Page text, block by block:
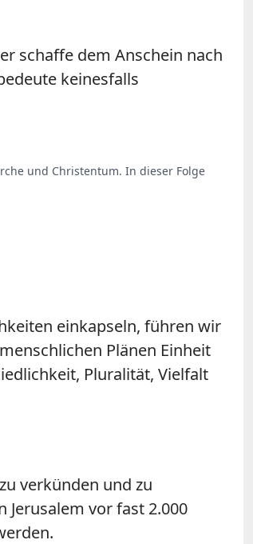
schaffe dem Anschein nach
keinesfalls
und Christentum. In dieser Folge
einkapseln, führen wir
Plänen Einheit
Pluralität, Vielfalt
verkünden und zu
Jerusalem vor fast 2.000